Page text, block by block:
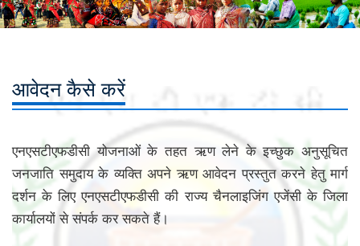
आवेदन कैसे करें
एनएसटीएफडीसी योजनाओं के तहत ऋण लेने के इच्छुक अनुसूचित
जनजाति समुदाय के व्यक्ति अपने ऋण आवेदन प्रस्तुत करने हेतु मार्ग
दर्शन के लिए एनएसटीएफडीसी की राज्य चैनलाइजिंग एजेंसी के जिला
कार्यालयों से संपर्क कर सकते हैं।